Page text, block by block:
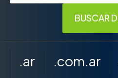
.ar .com.ar